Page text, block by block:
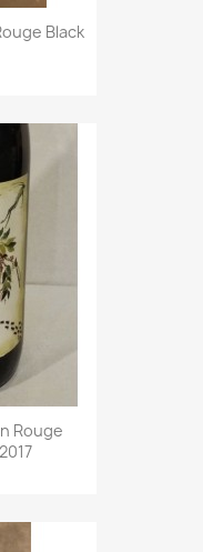
Black
Rouge